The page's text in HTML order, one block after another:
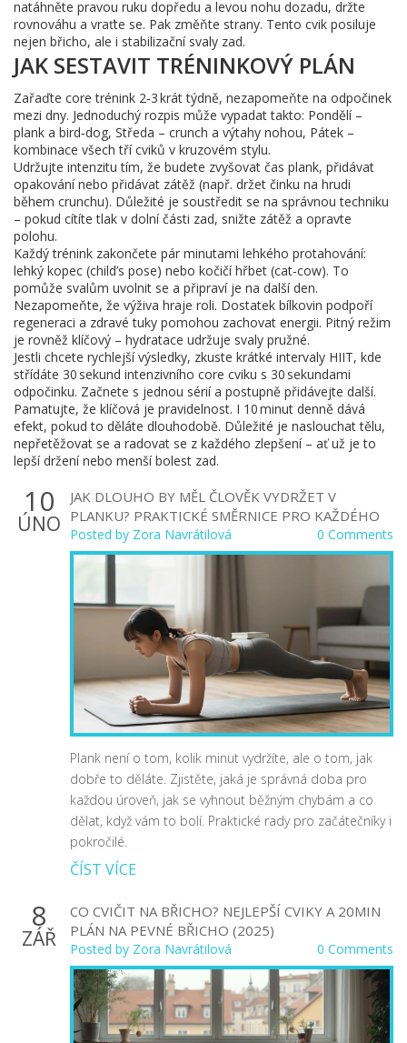
natáhněte pravou ruku dopředu a levou nohu dozadu, držte
rovnováhu a vraťte se. Pak změňte strany. Tento cvik posiluje
nejen břicho, ale i stabilizační svaly zad.
JAK SESTAVIT TRÉNINKOVÝ PLÁN
Zařaďte core trénink 2‑3 krát týdně, nezapomeňte na odpočinek
mezi dny. Jednoduchý rozpis může vypadat takto: Pondělí –
plank a bird‑dog, Středa – crunch a výtahy nohou, Pátek –
kombinace všech tří cviků v kruzovém stylu.
Udržujte intenzitu tím, že budete zvyšovat čas plank, přidávat
opakování nebo přidávat zátěž (např. držet činku na hrudi
během crunchu). Důležité je soustředit se na správnou techniku
– pokud cítíte tlak v dolní části zad, snižte zátěž a opravte
polohu.
Každý trénink zakončete pár minutami lehkého protahování:
lehký kopec (child’s pose) nebo kočičí hřbet (cat‑cow). To
pomůže svalům uvolnit se a připraví je na další den.
Nezapomeňte, že výživa hraje roli. Dostatek bílkovin podpoří
regeneraci a zdravé tuky pomohou zachovat energii. Pitný režim
je rovněž klíčový – hydratace udržuje svaly pružné.
Jestli chcete rychlejší výsledky, zkuste krátké intervaly HIIT, kde
střídáte 30 sekund intenzivního core cviku s 30 sekundami
odpočinku. Začnete s jednou sérií a postupně přidávejte další.
Pamatujte, že klíčová je pravidelnost. I 10 minut denně dává
efekt, pokud to děláte dlouhodobě. Důležité je naslouchat tělu,
nepřetěžovat se a radovat se z každého zlepšení – ať už je to
lepší držení nebo menší bolest zad.
10
ÚNO
JAK DLOUHO BY MĚL ČLOVĚK VYDRŽET V
PLANKU? PRAKTICKÉ SMĚRNICE PRO KAŽDÉHO
Posted by Zora Navrátilová 0 Comments
Plank není o tom, kolik minut vydržíte, ale o tom, jak
dobře to děláte. Zjistěte, jaká je správná doba pro
každou úroveň, jak se vyhnout běžným chybám a co
dělat, když vám to bolí. Praktické rady pro začátečníky i
pokročilé.
ČÍST VÍCE
8
ZÁŘ
CO CVIČIT NA BŘICHO? NEJLEPŠÍ CVIKY A 20MIN
PLÁN NA PEVNÉ BŘICHO (2025)
Posted by Zora Navrátilová 0 Comments